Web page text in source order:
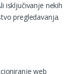
isključivanje nekih
pregledavanja.
web